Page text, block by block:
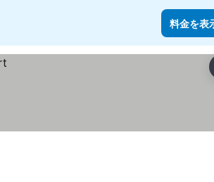
料金を表